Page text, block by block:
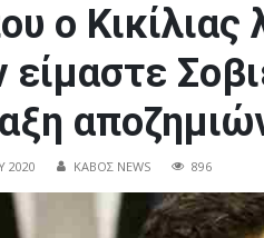
ο Κικίλιας
είμαστε
2020 ΚΑΒΟΣ NEWS 896